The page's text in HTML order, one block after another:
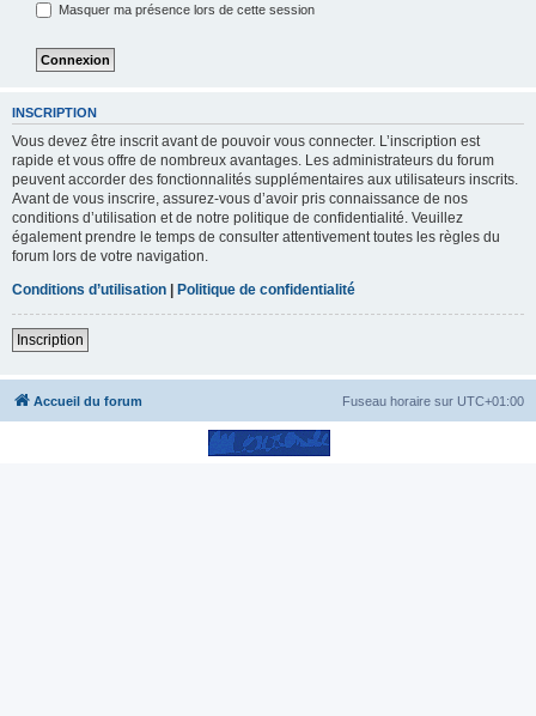
Masquer ma présence lors de cette session
INSCRIPTION
Vous devez être inscrit avant de pouvoir vous connecter. L’inscription est
rapide et vous offre de nombreux avantages. Les administrateurs du forum
peuvent accorder des fonctionnalités supplémentaires aux utilisateurs inscrits.
Avant de vous inscrire, assurez-vous d’avoir pris connaissance de nos
conditions d’utilisation et de notre politique de confidentialité. Veuillez
également prendre le temps de consulter attentivement toutes les règles du
forum lors de votre navigation.
Conditions d’utilisation | Politique de confidentialité
Inscription
Accueil du forum Fuseau horaire sur UTC+01:00